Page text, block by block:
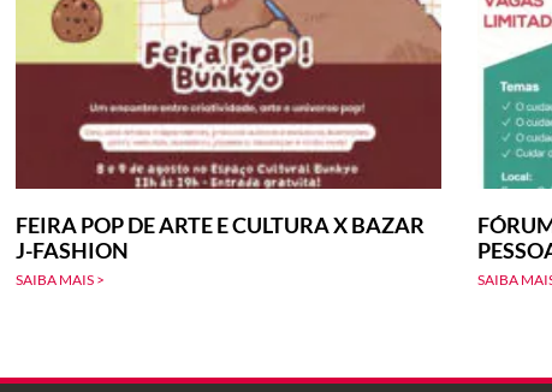
FEIRA POP DE ARTE E CULTURA X BAZAR
J-FASHION
SAIBA MAIS > SAIBA